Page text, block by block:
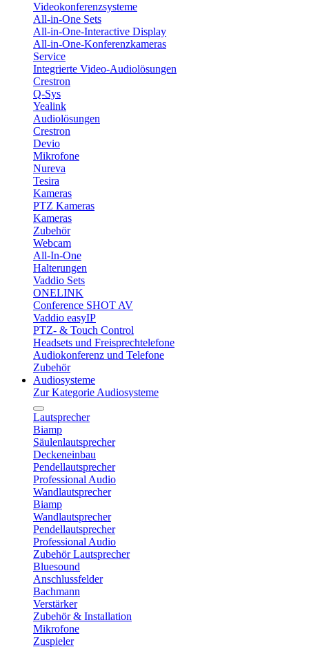
Videokonferenzsysteme
All-in-One Sets
All-in-One-Interactive Display
All-in-One-Konferenzkameras
Service
Integrierte Video-Audiolösungen
Crestron
Q-Sys
Yealink
Audiolösungen
Crestron
Devio
Mikrofone
Nureva
Tesira
Kameras
PTZ Kameras
Kameras
Zubehör
Webcam
All-In-One
Halterungen
Vaddio Sets
ONELINK
Conference SHOT AV
Vaddio easyIP
PTZ- & Touch Control
Headsets und Freisprechtelefone
Audiokonferenz und Telefone
Zubehör
Audiosysteme
Zur Kategorie Audiosysteme
Lautsprecher
Biamp
Säulenlautsprecher
Deckeneinbau
Pendellautsprecher
Professional Audio
Wandlautsprecher
Biamp
Wandlautsprecher
Pendellautsprecher
Professional Audio
Zubehör Lautsprecher
Bluesound
Anschlussfelder
Bachmann
Verstärker
Zubehör & Installation
Mikrofone
Zuspieler